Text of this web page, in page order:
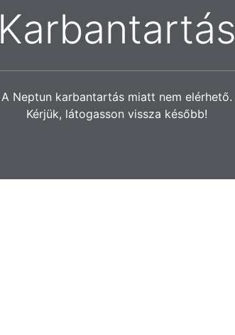
Karbantartás
A Neptun karbantartás miatt nem elérhető.
Kérjük, látogasson vissza később!